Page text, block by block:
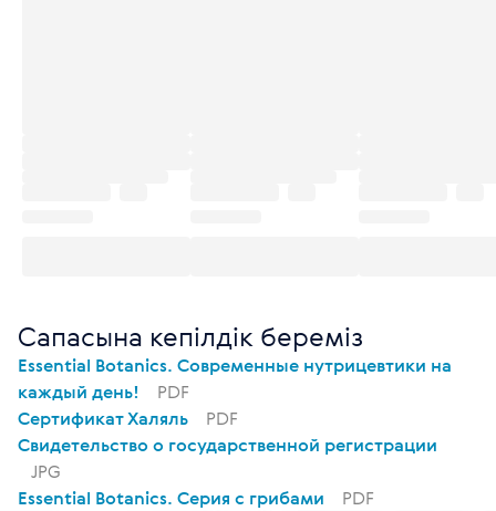
Сапасына кепілдік береміз
Essential Botanics. Современные нутрицевтики на
каждый день!
PDF
Сертификат Халяль
PDF
Свидетельство о государственной регистрации
JPG
Essential Botanics. Серия с грибами
PDF